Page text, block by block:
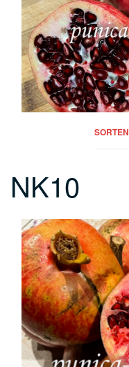
SORTEN
NK10